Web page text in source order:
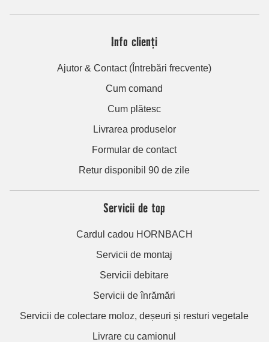
Info clienți
Ajutor & Contact (Întrebări frecvente)
Cum comand
Cum plătesc
Livrarea produselor
Formular de contact
Retur disponibil 90 de zile
Servicii de top
Cardul cadou HORNBACH
Servicii de montaj
Servicii debitare
Servicii de înrămări
Servicii de colectare moloz, deșeuri și resturi vegetale
Livrare cu camionul